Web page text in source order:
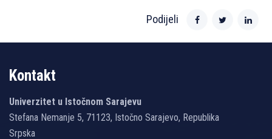
Podijeli
Kontakt
Univerzitet u Istočnom Sarajevu
Stefana Nemanje 5, 71123, Istočno Sarajevo, Republika
Srpska